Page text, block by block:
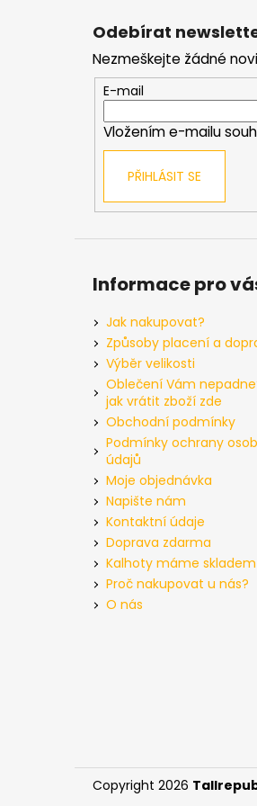
Odebírat
Nezmeškejte žádné
E-mail
Vložením e-mailu
PŘIHLÁSIT SE
Informace pro
Jak nakupovat?
Způsoby placení a
Výběr velikosti
Oblečení Vám
jak vrátit zboží zde
Obchodní podmínky
Podmínky ochrany
údajů
Moje objednávka
Napište nám
Kontaktní údaje
Doprava zdarma
Kalhoty máme skladem
Proč nakupovat u nás?
O nás
Copyright 2026